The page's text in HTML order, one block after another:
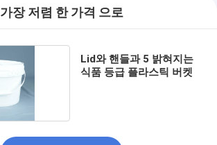
가장 저렴 한 가격 으로
Lid와 핸들과 5 밝혀지는
식품 등급 플라스틱 버켓